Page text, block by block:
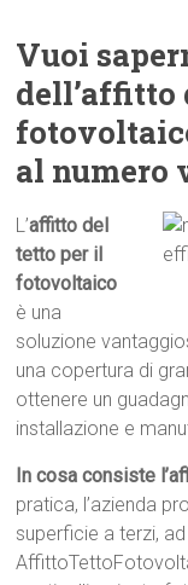
Vuoi
dell’affitto
al numero
L’affitto del
tetto per il
fotovoltaico
è una
soluzione
una copertura di
ottenere un
installazione e
In cosa consiste
pratica, l’azienda
superficie a terzi,